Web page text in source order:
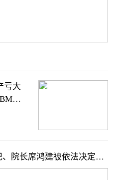
亏大
开
院长席鸿建被依法决定逮